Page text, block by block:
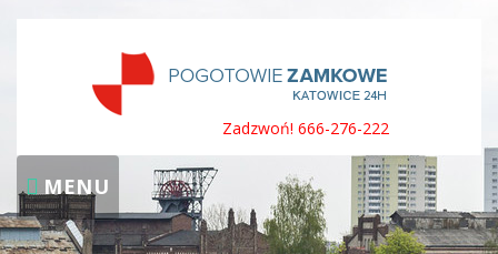
Zadzwoń! 666-276-222
MENU